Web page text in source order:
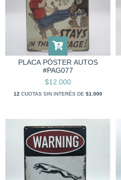
PLACA PÓSTER AUTOS
#PAG077
$12.000
12 CUOTAS SIN INTERÉS DE $1.000